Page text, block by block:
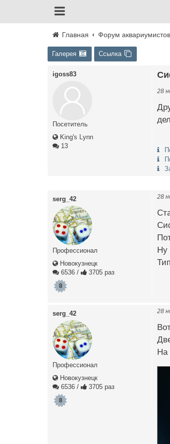
Главная Форум аквариумистов
Галерея Ссылка
igoss83
Посетитель
King's Lynn
13
28
serg_42
Профессионал
Новокузнецк
6536 / 3705 раз
8
28
Ну
serg_42
Профессионал
Новокузнецк
6536 / 3705 раз
8
28
На